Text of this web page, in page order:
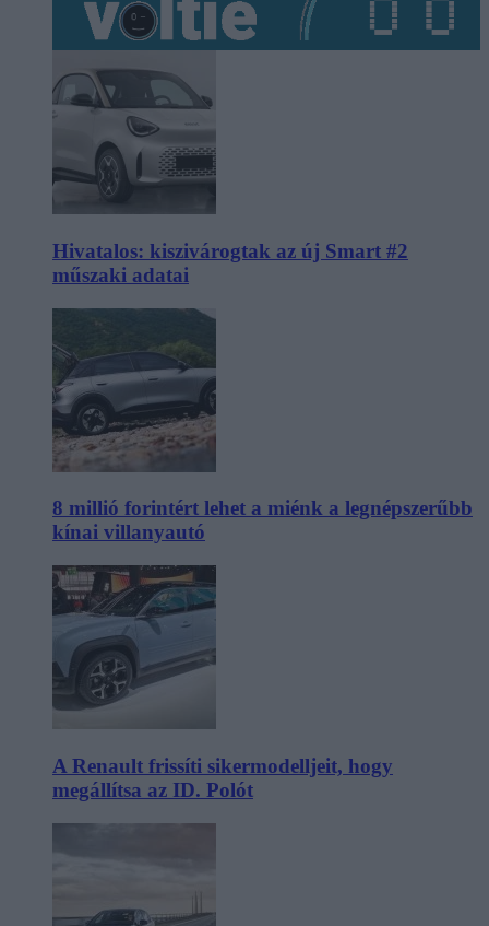
Hivatalos: kiszivárogtak az új Smart #2
műszaki adatai
8 millió forintért lehet a miénk a legnépszerűbb
kínai villanyautó
A Renault frissíti sikermodelljeit, hogy
megállítsa az ID. Polót